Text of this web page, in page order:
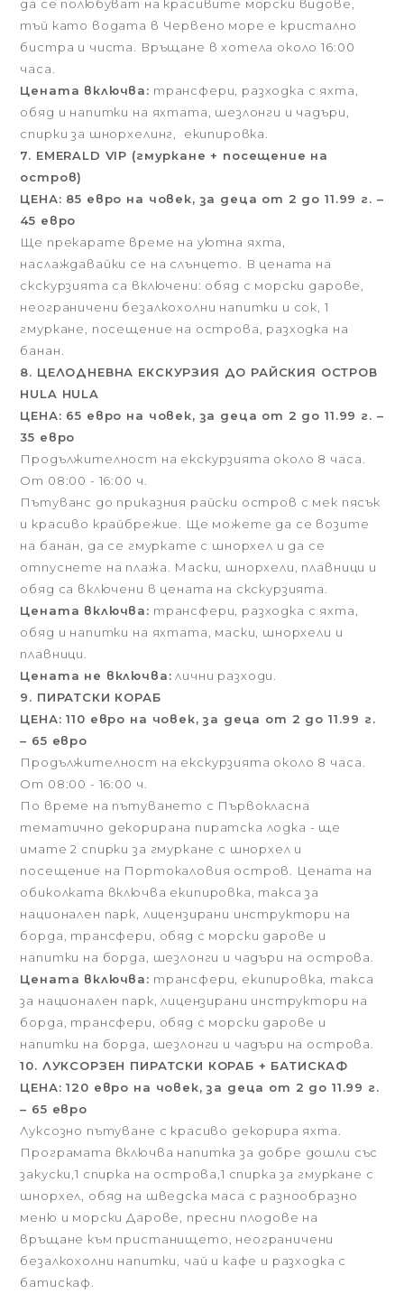
да се полюбуват на красивите морски видове,
тъй като водата в Червено море е кристално
бистра и чиста. Връщане в хотела около 16:00
часа.
Цената включва: трансфери, разходка с яхта,
обяд и напитки на яхтата, шезлонги и чадъри,
спирки за шнорхелинг, екипировка.
7. EMERALD VIP (гмуркане + посещение на
остров)
ЦЕНА: 85 евро на човек, за деца от 2 до 11.99 г. –
45 евро
Ще прекарате време на уютна яхта,
наслаждавайки се на слънцето. В цената на
скскурзията сa включени: обяд с морски дарове,
неограничени безалкохолни напитки и сок, 1
гмуркане, посещение на острова, разходка на
банан.
8. ЦЕЛОДНЕВНА ЕКСКУРЗИЯ ДО РАЙСКИЯ ОСТРОВ
HULA HULA
ЦЕНА: 65 евро на човек, за деца от 2 до 11.99 г. –
35 евро
Продължителност на екскурзията около 8 часа.
От 08:00 - 16:00 ч.
Пътуванс до приказния райски остров с мек пясък
и красиво крайбрежие. Ще можете да ce возите
на банан, да ce гмуркате с шнорхел и да ce
отпуснете нa плажа. Маски, шнорхели, плавници и
обяд са включени в цената на скскурзията.
Цената включва: трансфери, разходка с яхта,
обяд и напитки на яхтата, маски, шнорхели и
плавници.
Цената не включва: лични разходи.
9. ПИРАТСКИ КОРАБ
ЦЕНА: 110 евро на човек, за деца от 2 до 11.99 г.
– 65 евро
Продължителност на екскурзията около 8 часа.
От 08:00 - 16:00 ч.
По време на пътуването с Първокласна
тематично декорирана пиратска лодка - ще
имате 2 спирки за гмуркане с шнорхел и
посещение на Портокаловия остров. Цената на
обиколката включва екипировка, такса за
национален парк, лицензирани инструктори на
борда, трансфери, обяд с морски дарове и
напитки на борда, шезлонги и чадъри на острова.
Цената включва: трансфери, екипировка, такса
за национален парк, лицензирани инструктори на
борда, трансфери, обяд с морски дарове и
напитки на борда, шезлонги и чадъри на острова.
10. ЛУКСОРЗЕН ПИРАТСКИ КОРАБ + БАТИСКАФ
ЦЕНА: 120 евро на човек, за деца от 2 до 11.99 г.
– 65 евро
Луксозно пътуване с красиво декорира яхта.
Програмата включва напитка за добре дошли със
закуски,1 спирка на острова,1 спирка за гмуркане с
шнорхел, обяд на шведска маса с разнообразно
меню и морски Дарове, пресни плодове на
връщане към пристанището, неограничени
безалкохолни напитки, чай и кафе и разходка с
батискаф.